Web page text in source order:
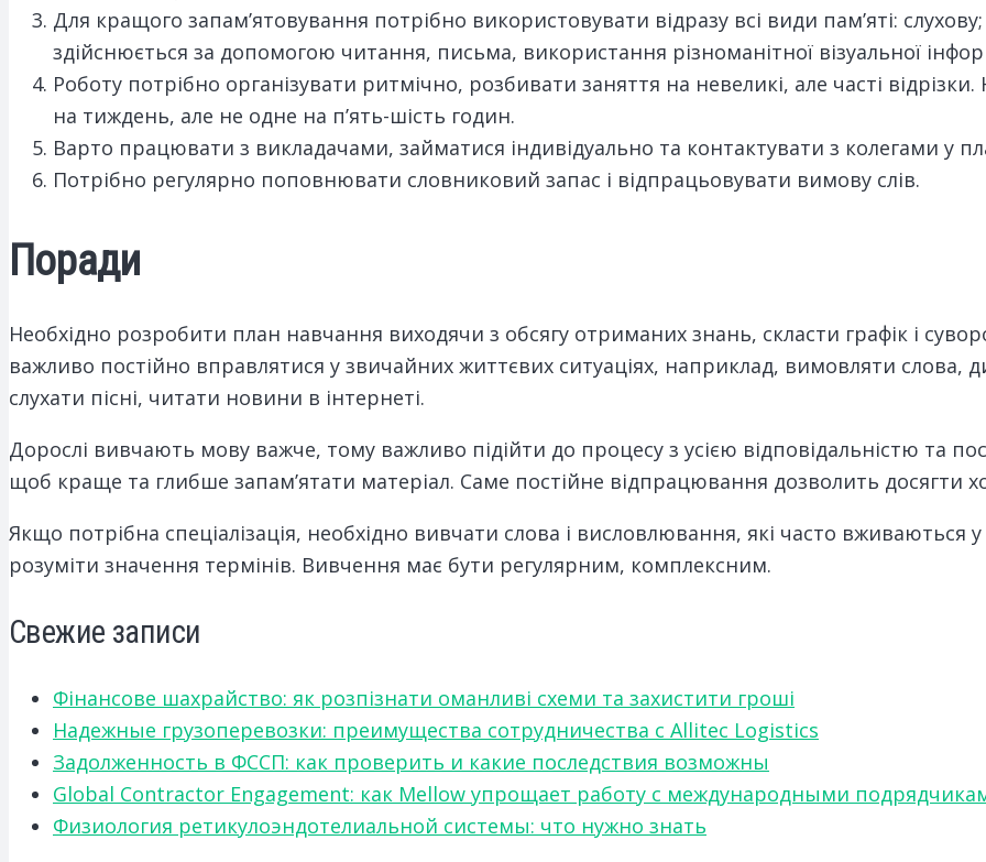
Для кращого запам’ятовування потрібно використовувати відразу всі види пам’яті:
здійснюється за допомогою читання, письма, використання різноманітної візуальної
Роботу потрібно організувати ритмічно, розбивати заняття на невеликі, але часті
на тиждень, але не одне на п’ять-шість годин.
Варто працювати з викладачами, займатися індивідуально та контактувати з колегами у
Потрібно регулярно поповнювати словниковий запас і відпрацьовувати вимову слів.
Поради
Необхідно розробити план навчання виходячи з обсягу отриманих знань, скласти графік і
важливо постійно вправлятися у звичайних життєвих ситуаціях, наприклад, вимовляти слова,
слухати пісні, читати новини в інтернеті.
Дорослі вивчають мову важче, тому важливо підійти до процесу з усією відповідальністю та
щоб краще та глибше запам’ятати матеріал. Саме постійне відпрацювання дозволить досягти
Якщо потрібна спеціалізація, необхідно вивчати слова і висловлювання, які часто вживаються у
розуміти значення термінів. Вивчення має бути регулярним, комплексним.
Свежие записи
Фінансове шахрайство: як розпізнати оманливі схеми та захистити гроші
Надежные грузоперевозки: преимущества сотрудничества с Allitec Logistics
Задолженность в ФССП: как проверить и какие последствия возможны
Global Contractor Engagement: как Mellow упрощает работу с международными
Физиология ретикулоэндотелиальной системы: что нужно знать